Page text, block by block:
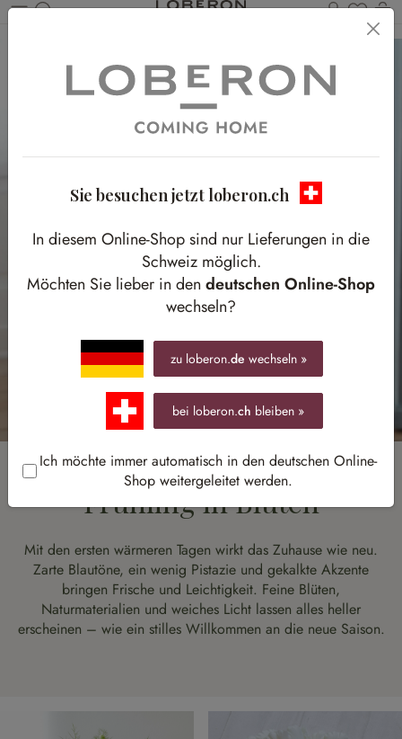
Du
Frühling in Blüten
Mit den ersten wärmeren Tagen wirkt das Zuhause wie neu.
Zarte Blautöne, ein wenig Pistazie und gekalkte Akzente
bringen Frische und Leichtigkeit. Feine Blüten,
Naturmaterialien und weiches Licht lassen alles heller
erscheinen – wie ein stilles Willkommen an die neue Saison.
Sie besuchen jetzt loberon.ch
In diesem Online-Shop sind nur Lieferungen in die
Schweiz möglich.
Möchten Sie lieber in den deutschen Online-Shop
wechseln?
zu loberon.de wechseln »
bei loberon.ch bleiben »
Ich möchte immer automatisch in den deutschen Online-
Shop weitergeleitet werden.